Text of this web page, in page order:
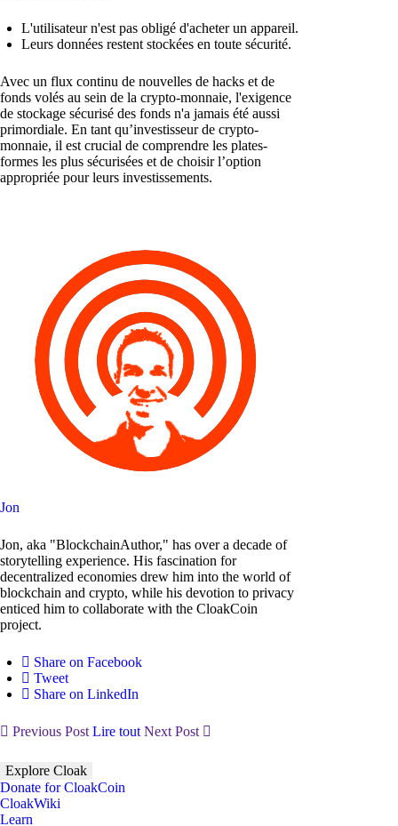
L'utilisateur n'est pas obligé d'acheter un appareil.
Leurs données restent stockées en toute sécurité.
Avec un flux continu de nouvelles de hacks et de
fonds volés au sein de la crypto-monnaie, l'exigence
de stockage sécurisé des fonds n'a jamais été aussi
primordiale. En tant qu’investisseur de crypto-
monnaie, il est crucial de comprendre les plates-
formes les plus sécurisées et de choisir l’option
appropriée pour leurs investissements.
Jon
Jon, aka "BlockchainAuthor," has over a decade of
storytelling experience. His fascination for
decentralized economies drew him into the world of
blockchain and crypto, while his devotion to privacy
enticed him to collaborate with the CloakCoin
project.
Share on Facebook
Tweet
Share on LinkedIn
Previous PostLire tout Next Post
Explore Cloak
Donate for CloakCoin
CloakWiki
Learn